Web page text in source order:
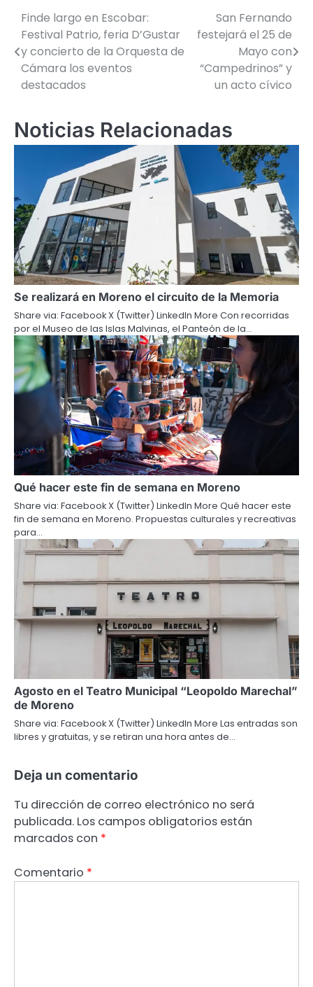
Navegación
de
entradas
Finde largo en Escobar:
Festival Patrio, feria D’Gustar
y concierto de la Orquesta de
Cámara los eventos
destacados
San Fernando
festejará el 25 de
Mayo con
“Campedrinos” y
un acto cívico
Noticias Relacionadas
Se realizará en Moreno el circuito de la Memoria
Share via: Facebook X (Twitter) LinkedIn More Con recorridas
por el Museo de las Islas Malvinas, el Panteón de la…
Qué hacer este fin de semana en Moreno
Share via: Facebook X (Twitter) LinkedIn More Qué hacer este
fin de semana en Moreno. Propuestas culturales y recreativas
para…
Agosto en el Teatro Municipal “Leopoldo Marechal”
de Moreno
Share via: Facebook X (Twitter) LinkedIn More Las entradas son
libres y gratuitas, y se retiran una hora antes de…
Deja un comentario
Tu dirección de correo electrónico no será
publicada. Los campos obligatorios están
marcados con *
Comentario *